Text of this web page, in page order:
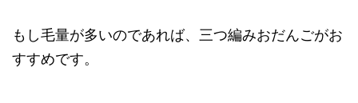
もし毛量が多いのであれば、三つ編みおだんごがお
すすめです。